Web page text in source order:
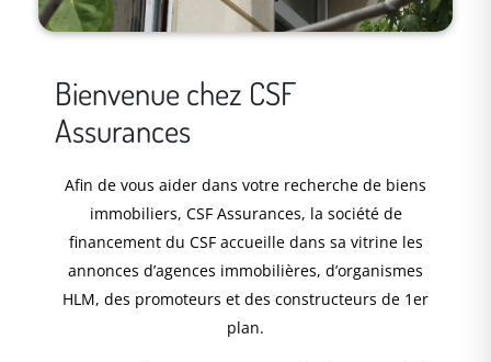
Bienvenue chez CSF
Assurances
Afin de vous aider dans votre recherche de biens
immobiliers, CSF Assurances, la société de
financement du CSF accueille dans sa vitrine les
annonces d’agences immobilières, d’organismes
HLM, des promoteurs et des constructeurs de 1er
plan.